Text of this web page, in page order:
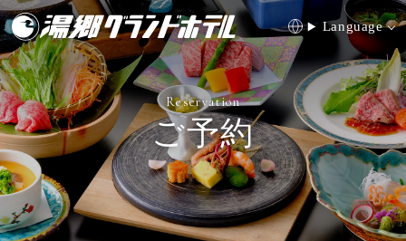
Language
0868-72-0395
HOME お料理
Reservation
ご予約